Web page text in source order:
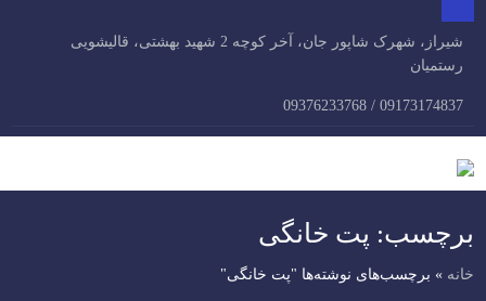
شیراز، شهرک شاپور جان، آخر کوچه 2 شهید بهشتی، قالیشویی
رستمیان
09173174837 / 09376233768
×
صفحه
اصلی
سفارش
آنلاین
تعرفه
خدمات
مقالات
قالیشویی
ارتباط
برچسب: پت خانگی
خانه » برچسب‌های نوشته‌ها "پت خانگی"